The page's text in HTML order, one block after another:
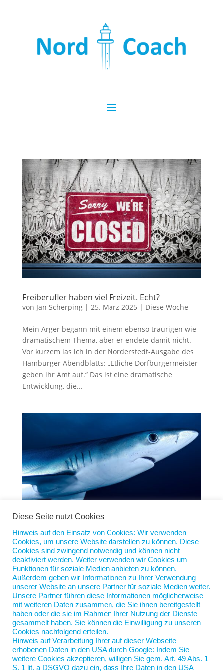
Freiberufler haben viel Freizeit. Echt?
von Jan Scherping| 25. März 2025 | Diese Woche
Mein Ärger begann mit einem ebenso traurigen wie
dramatischem Thema, aber er endete damit nicht.
Vor kurzem las ich in der Norderstedt-Ausgabe des
Hamburger Abendblatts: „Etliche Dorfbürgermeister
geben ihr Amt auf.“ Das ist eine dramatische
Entwicklung, die...
Ein Hai namens Haspa
vonJan Scherping|26. März 2024|Diese Woche
Die Hamburger Sparkasse, Haspa genannt und
Deutschlands größte Sparkasse, verkündete kürzlich,
dass sie 2.500 neue Mitarbeiter einstellen will.
Grund ist der Wechsel der Babyboomer in die Rente.
Die neuen Mitarbeiter will sich die Sparkasse
teilweise aus Gastronomie,...
Diese Seite nutzt Cookies
Hinweis auf den Einsatz von Cookies: Wir verwenden
Cookies, um unsere Website darstellen zu können. Diese
Cookies sind zwingend notwendig und können nicht
deaktiviert werden. Weiter verwenden wir Cookies um
Funktionen für soziale Medien anbieten zu können.
Außerdem geben wir Informationen zu Ihrer Verwendung
unserer Website an unsere Partner für soziale Medien weiter.
Unsere Partner führen diese Informationen möglicherweise
mit weiteren Daten zusammen, die Sie ihnen bereitgestellt
haben oder die sie im Rahmen Ihrer Nutzung der Dienste
gesammelt haben. Sie können die Einwilligung zu unseren
Cookies nachfolgend erteilen.
Hinweis auf Verarbeitung Ihrer auf dieser Webseite
erhobenen Daten in den USA durch Google: Indem Sie
weitere Cookies akzeptieren, willigen Sie gem. Art. 49 Abs. 1
S. 1 lit. a DSGVO dazu ein, dass Ihre Daten in den USA